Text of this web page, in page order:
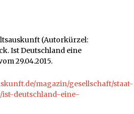
(Autorkürzel:
Ist Deutschland eine
29.04.2015.
magazin/gesellschaft/staat-
ist-deutschland-eine-